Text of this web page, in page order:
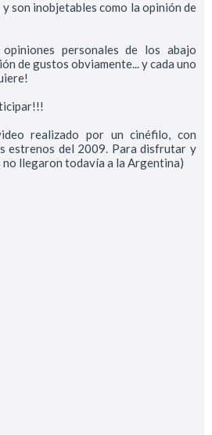
son inobjetables como la opinión de
personales de los abajo
de gustos obviamente... y cada uno
realizado por un cinéfilo, con
estrenos del 2009. Para disfrutar y
llegaron todavía a la Argentina)